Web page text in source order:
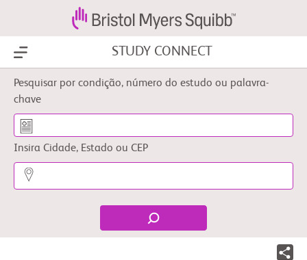
Show Menu STUDY CONNECT
Pesquisar por condição, número do estudo ou palavra-
chave
Insira Cidade, Estado ou CEP